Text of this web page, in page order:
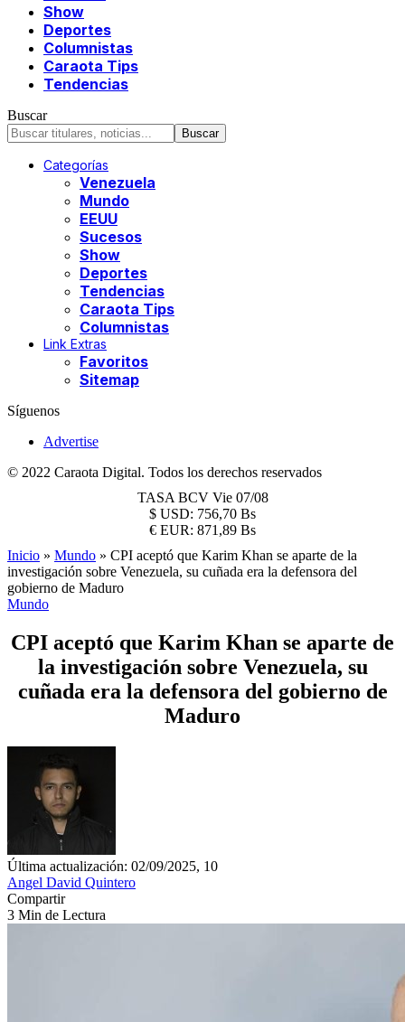
Show
Deportes
Columnistas
Caraota Tips
Tendencias
Buscar
Categorías
Venezuela
Mundo
EEUU
Sucesos
Show
Deportes
Tendencias
Caraota Tips
Columnistas
Link Extras
Favoritos
Sitemap
Síguenos
Advertise
© 2022 Caraota Digital. Todos los derechos reservados
TASA BCV Vie 07/08
$ USD: 756,70 Bs
€ EUR: 871,89 Bs
Inicio » Mundo » CPI aceptó que Karim Khan se aparte de la
investigación sobre Venezuela, su cuñada era la defensora del
gobierno de Maduro
Mundo
CPI aceptó que Karim Khan se aparte de
la investigación sobre Venezuela, su
cuñada era la defensora del gobierno de
Maduro
Última actualización: 02/09/2025, 10
Angel David Quintero
Compartir
3 Min de Lectura